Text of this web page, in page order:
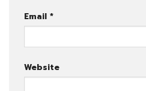
Email *
Website